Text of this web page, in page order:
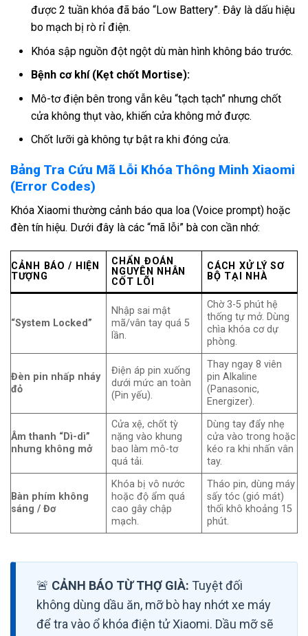
được 2 tuần khóa đã báo “Low Battery”. Đây là dấu hiệu
bo mạch bị rò rỉ điện.
Khóa sập nguồn đột ngột dù màn hình không báo trước.
Bệnh cơ khí (Kẹt chốt Mortise):
Mô-tơ điện bên trong vẫn kêu “tạch tạch” nhưng chốt
cửa không thụt vào, khiến cửa không mở được.
Chốt lưỡi gà không tự bật ra khi đóng cửa.
Bảng Tra Cứu Mã Lỗi Khóa Thông Minh Xiaomi
(Error Codes)
Khóa Xiaomi thường cảnh báo qua loa (Voice prompt) hoặc
đèn tín hiệu. Dưới đây là các “mã lỗi” bà con cần nhớ:
CẢNH BÁO / HIỆN
TƯỢNG
CHẨN ĐOÁN
NGUYÊN NHÂN
CỐT LÕI
CÁCH XỬ LÝ SƠ
BỘ TẠI NHÀ
“System Locked”
Nhập sai mật
mã/vân tay quá 5
lần.
Chờ 3-5 phút hệ
thống tự mở. Dùng
chìa khóa cơ dự
phòng.
Đèn pin nhấp nháy
đỏ
Điện áp pin xuống
dưới mức an toàn
(Pin yếu).
Thay ngay 8 viên
pin Alkaline
(Panasonic,
Energizer).
Âm thanh “Dì-dì”
nhưng không mở
Cửa xệ, chốt tỳ
nặng vào khung
bao làm mô-tơ
quá tải.
Dùng tay đẩy nhẹ
cửa vào trong hoặc
kéo ra khi nhấn vân
tay.
Bàn phím không
sáng / Đơ
Khóa bị vô nước
hoặc độ ẩm quá
cao gây chập
mạch.
Tháo pin, dùng máy
sấy tóc (gió mát)
thổi khô khoảng 15
phút.
🚨 CẢNH BÁO TỪ THỢ GIÀ: Tuyệt đối
không dùng dầu ăn, mỡ bò hay nhớt xe máy
để tra vào ổ khóa điện tử Xiaomi. Dầu mỡ sẽ